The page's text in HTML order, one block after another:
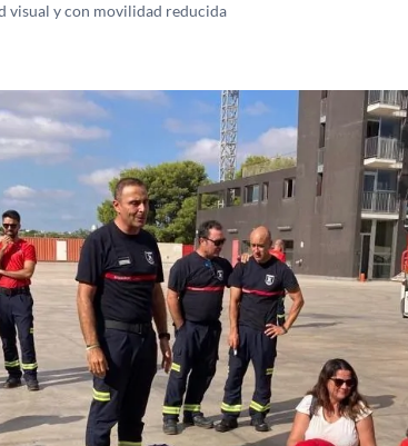
visual y con movilidad reducida